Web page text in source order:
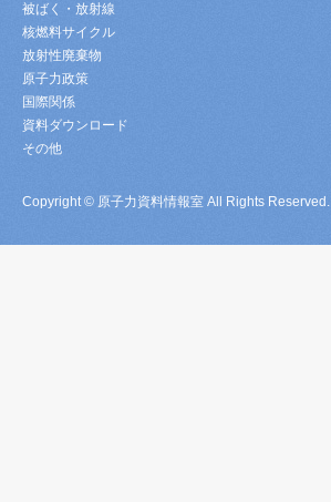
被ばく・放射線
核燃料サイクル
放射性廃棄物
原子力政策
国際関係
資料ダウンロード
その他
Copyright © 原子力資料情報室 All Rights Reserved.